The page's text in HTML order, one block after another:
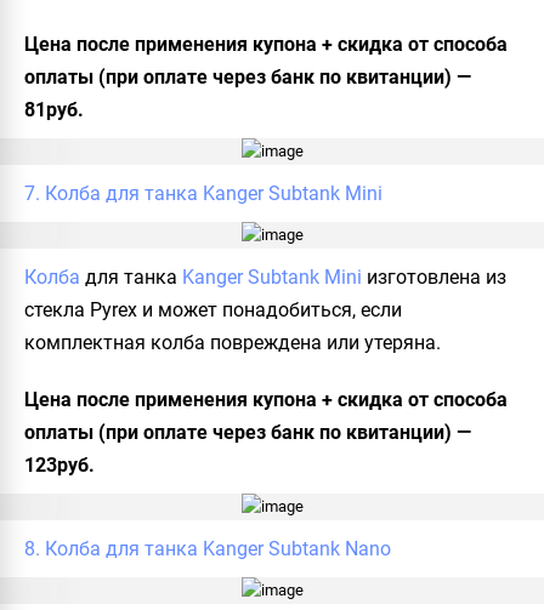
Цена после применения купона + скидка от способа
оплаты (при оплате через банк по квитанции) —
81руб.
7. Колба для танка Kanger Subtank Mini
Колба для танка Kanger Subtank Mini изготовлена из
стекла Pyrex и может понадобиться, если
комплектная колба повреждена или утеряна.
Цена после применения купона + скидка от способа
оплаты (при оплате через банк по квитанции) —
123руб.
8. Колба для танка Kanger Subtank Nano